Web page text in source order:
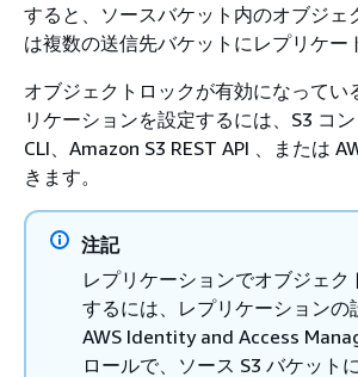
すると、 ソースバケット内のオブジェ
は複数の送信先バケットにレプリケー
オブジェクトロックが有効になってい
リケーションを設定するには、S3 コ
CLI、Amazon S3 REST API 、または
きます。
注記
レプリケーションでオブジェク
するには、レプリケーションの
AWS Identity and Access
ロールで、ソース S3 バケット